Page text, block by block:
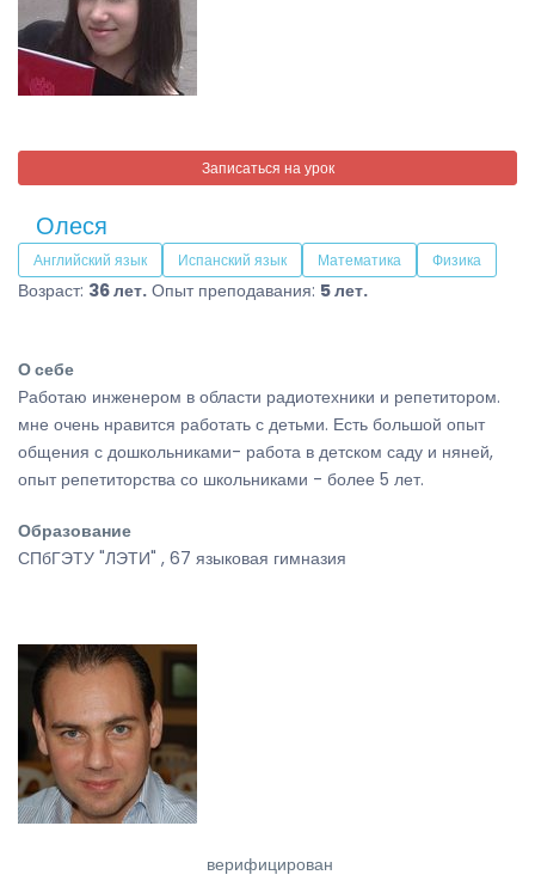
Записаться на урок
Олеся
Английский язык Испанский язык Математика Физика
Возраст: 36 лет. Опыт преподавания: 5 лет.
О себе
Работаю инженером в области радиотехники и репетитором.
мне очень нравится работать с детьми. Есть большой опыт
общения с дошкольниками- работа в детском саду и няней,
опыт репетиторства со школьниками - более 5 лет.
Образование
СПбГЭТУ "ЛЭТИ" , 67 языковая гимназия
верифицирован